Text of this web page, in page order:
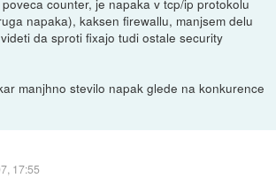
counter, je napaka v tcp/ip protokolu
napaka), kaksen firewallu, manjsem delu
da sproti fixajo tudi ostale security
manjhno stevilo napak glede na konkurence
17:55